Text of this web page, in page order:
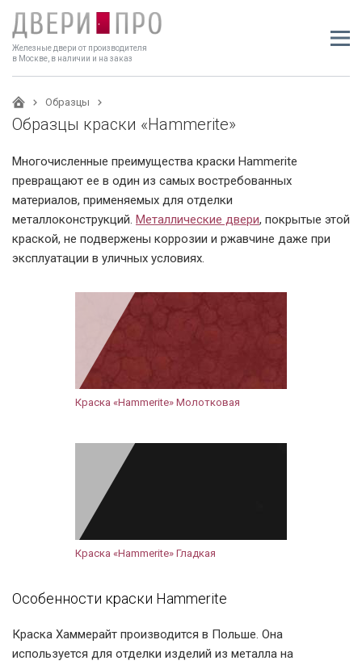
Железные двери от производителя
в Москве, в наличии и на заказ
Образцы
Образцы краски «Hammerite»
Многочисленные преимущества краски Hammerite
превращают ее в один из самых востребованных
материалов, применяемых для отделки
металлоконструкций. Металлические двери, покрытые этой
краской, не подвержены коррозии и ржавчине даже при
эксплуатации в уличных условиях.
Краска «Hammerite» Молотковая
Краска «Hammerite» Гладкая
Особенности краски Hammerite
Краска Хаммерайт производится в Польше. Она
используется для отделки изделий из металла на